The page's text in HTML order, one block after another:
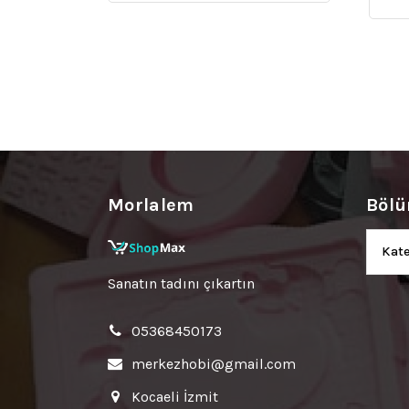
Morlalem
Sanatın tadını çıkartın
05368450173
merkezhobi@gmail.com
Kocaeli İzmit